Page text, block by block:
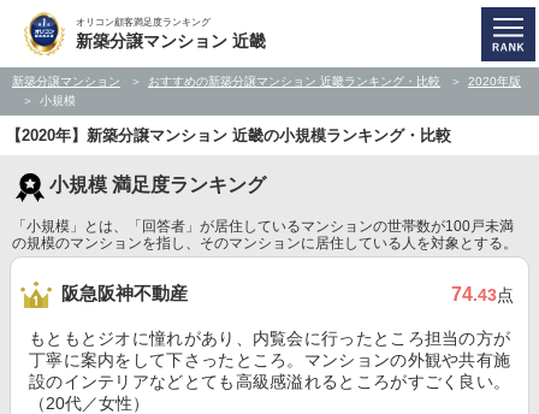
オリコン顧客満足度ランキング
新築分譲マンション 近畿
新築分譲マンション おすすめの新築分譲マンション 近畿ランキング・比較
2020年版
小規模
【2020年】新築分譲マンション 近畿の小規模ランキング・比較
小規模 満足度ランキング
「小規模」とは、「回答者」が居住しているマンションの世帯数が100戸未満
の規模のマンションを指し、そのマンションに居住している人を対象とする。
阪急阪神不動産 74.43点
もともとジオに憧れがあり、内覧会に行ったところ担当の方が
丁寧に案内をして下さったところ。マンションの外観や共有施
設のインテリアなどとても高級感溢れるところがすごく良い。
（20代／女性）